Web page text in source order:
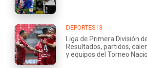
DEPORTES13
Liga de Primera División
Resultados, partidos,
y equipos del Torneo